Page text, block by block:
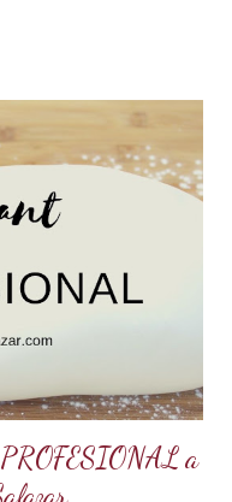
al salir del horno o
ser los bizcochuelos
cake, etc. Así tus
y mucho más
diferentes sabores, de
Aquí te comparto
a